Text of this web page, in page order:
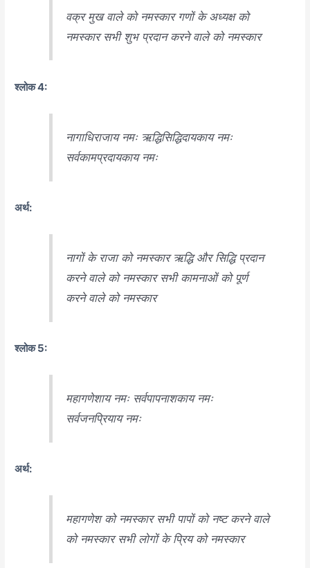
वक्र मुख वाले को नमस्कार गणों के अध्यक्ष को
नमस्कार सभी शुभ प्रदान करने वाले को नमस्कार
श्लोक 4:
नागाधिराजाय नमः ऋद्धिसिद्धिदायकाय नमः
सर्वकामप्रदायकाय नमः
अर्थ:
नागों के राजा को नमस्कार ऋद्धि और सिद्धि प्रदान
करने वाले को नमस्कार सभी कामनाओं को पूर्ण
करने वाले को नमस्कार
श्लोक 5:
महागणेशाय नमः सर्वपापनाशकाय नमः
सर्वजनप्रियाय नमः
अर्थ:
महागणेश को नमस्कार सभी पापों को नष्ट करने वाले
को नमस्कार सभी लोगों के प्रिय को नमस्कार